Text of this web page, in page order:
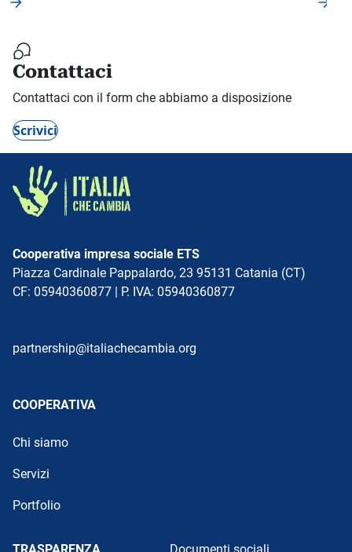
Contattaci
Contattaci con il form che abbiamo a disposizione
Scrivici
Cooperativa impresa sociale ETS
Piazza Cardinale Pappalardo, 23 95131 Catania (CT)
CF: 05940360877 | P. IVA: 05940360877
partnership@italiachecambia.org
COOPERATIVA
Chi siamo
Servizi
Portfolio